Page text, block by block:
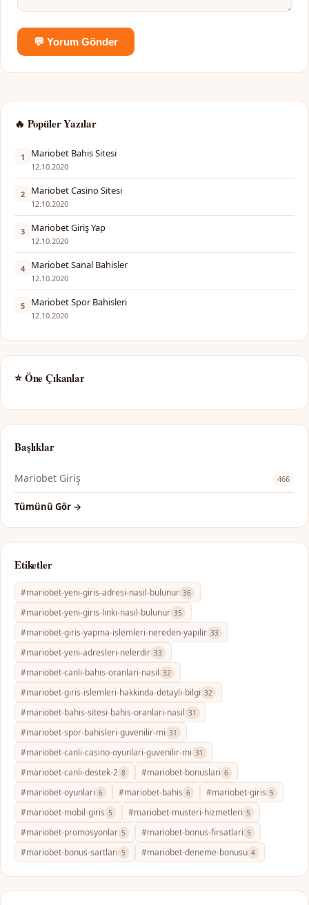
💬 Yorum Gönder
🔥 Popüler Yazılar
1 Mariobet Bahis Sitesi
12.10.2020
2 Mariobet Casino Sitesi
12.10.2020
3 Mariobet Giriş Yap
12.10.2020
4 Mariobet Sanal Bahisler
12.10.2020
5 Mariobet Spor Bahisleri
12.10.2020
⭐ Öne Çıkanlar
Başlıklar
Mariobet Giriş 466
Tümünü Gör →
Etiketler
#mariobet-yeni-giris-adresi-nasil-bulunur 36
#mariobet-yeni-giris-linki-nasil-bulunur 35
#mariobet-giris-yapma-islemleri-nereden-yapilir 33
#mariobet-yeni-adresleri-nelerdir 33
#mariobet-canli-bahis-oranlari-nasil 32
#mariobet-giris-islemleri-hakkinda-detayli-bilgi 32
#mariobet-bahis-sitesi-bahis-oranlari-nasil 31
#mariobet-spor-bahisleri-guvenilir-mi 31
#mariobet-canli-casino-oyunlari-guvenilir-mi 31
#mariobet-canli-destek-2 8 #mariobet-bonuslari 6
#mariobet-oyunlari 6 #mariobet-bahis 6 #mariobet-giris 5
#mariobet-mobil-giris 5 #mariobet-musteri-hizmetleri 5
#mariobet-promosyonlar 5 #mariobet-bonus-firsatlari 5
#mariobet-bonus-sartlari 5 #mariobet-deneme-bonusu 4